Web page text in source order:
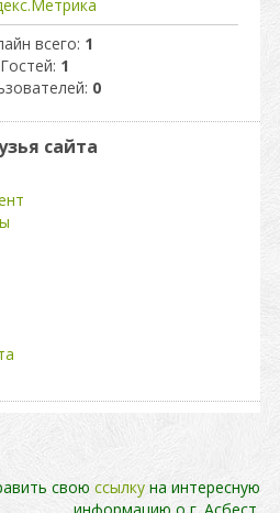
всего: 1
Гостей: 1
0
сайта
свою ссылку на интересную